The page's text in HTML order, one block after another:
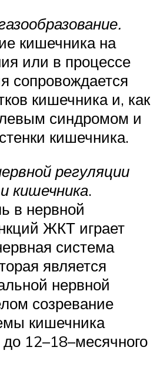
кишечника на
или в процессе
сопровождается
кишечника и, как
синдромом и
кишечника.
регуляции
кишечника.
в нервной
ЖКТ играет
система
является
нервной
созревание
кишечника
12–18–месячного